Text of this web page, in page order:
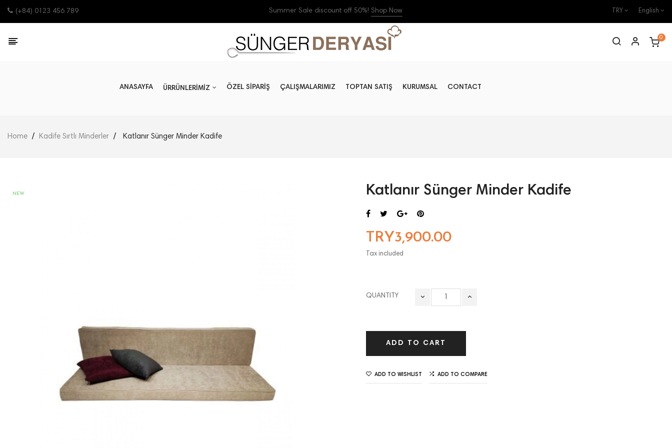
(+84) 0123 456 789 Summer Sale discount off 50%!Shop Now English
TRY
0
ANASAYFA ÜRRÜNLERİMİZ ÖZEL SİPARİŞ ÇALIŞMALARIMIZ TOPTAN SATIŞ KURUMSAL CONTACT
Home Kadife Sırtlı Minderler Katlanır Sünger Minder Kadife
NEW Katlanır Sünger Minder Kadife
TRY3,900.00
Tax included
QUANTITY
ADD TO CART
ADD TO WISHLIST ADD TO COMPARE